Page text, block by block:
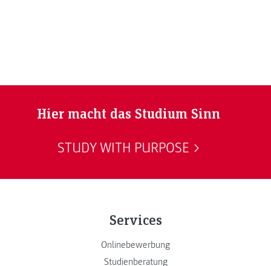
Hier macht das Studium Sinn
STUDY WITH PURPOSE
Services
Onlinebewerbung
Studienberatung